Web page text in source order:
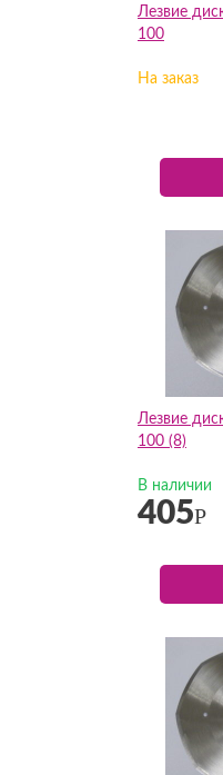
Лезвие
100
На заказ
Лезвие
100 (8)
В наличии
405Р